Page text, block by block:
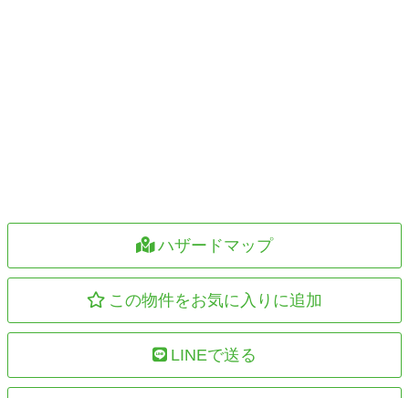
ハザードマップ
この物件をお気に入りに追加
LINEで送る